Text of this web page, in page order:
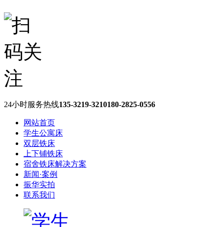
24小时服务热线135-3219-3210180-2825-0556
网站首页
学生公寓床
双层铁床
上下铺铁床
宿舍铁床解决方案
新闻·案例
振华实拍
联系我们